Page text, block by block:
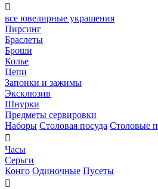

все ювелирные украшения
Пирсинг
Браслеты
Броши
Колье
Цепи
Запонки и зажимы
Эксклюзив
Шнурки
Предметы сервировки
Наборы Столовая посуда Столовые

Часы
Серьги
Конго Одиночные Пусеты
